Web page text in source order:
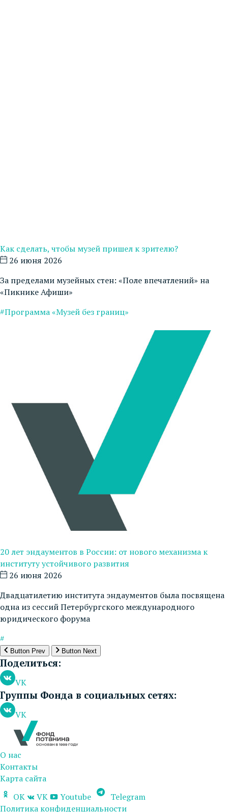
Как сделать, чтобы музей пришел к зрителю?
26 июня 2026
За пределами музейных стен: «Поле впечатлений» на
«Пикнике Афиши»
#Программа «Музей без границ»
20 лет эндаументов в России: от нового механизма к
институту устойчивого развития
26 июня 2026
Двадцатилетию института эндаументов была посвящена
одна из сессий Петербургского международного
юридического форума
#
Button Prev Button Next
Поделиться:
VK
Группы Фонда в социальных сетях:
VK
О нас
Контакты
Карта сайта
OK
VK Youtube
Telegram
Политика конфиденциальности